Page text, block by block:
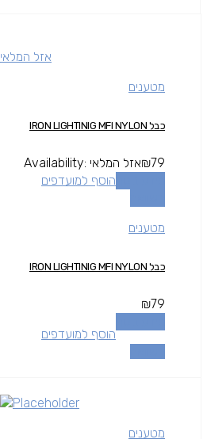
אזל המלאי
מטענים
כבל IRON LIGHTINIG MFI NYLON
₪79
Availability: אזל המלאי
הוסף למועדפים
מטענים
כבל IRON LIGHTINIG MFI NYLON
₪79
הוסף למועדפים
מטענים